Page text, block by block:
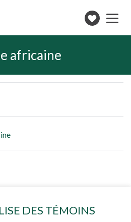
un
Toggle
navigation
africaine
DES TÉMOINS